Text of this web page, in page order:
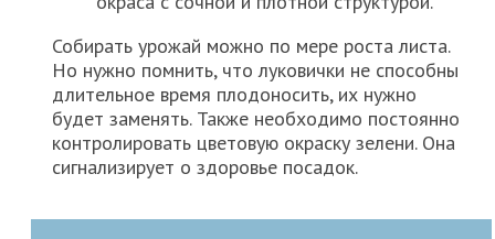
Собирать урожай можно по мере роста листа.
Но нужно помнить, что луковички не способны
длительное время плодоносить, их нужно
будет заменять. Также необходимо постоянно
контролировать цветовую окраску зелени. Она
сигнализирует о здоровье посадок.